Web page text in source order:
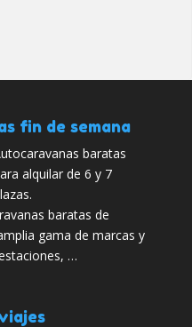
fin de semana
baratas
alquilar de 6 y 7
baratas de
gama de marcas y
…